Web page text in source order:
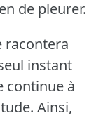
de pleurer.
racontera
instant
continue à
Ainsi,